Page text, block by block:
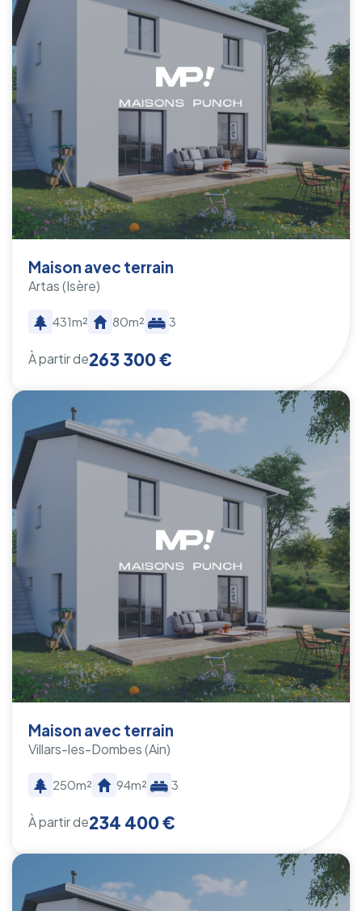
Maison avec terrain
Artas(Isère)
431m² 80m² 3
À partir de263 300 €
Maison avec terrain
Villars-les-Dombes(Ain)
250m² 94m² 3
À partir de234 400 €